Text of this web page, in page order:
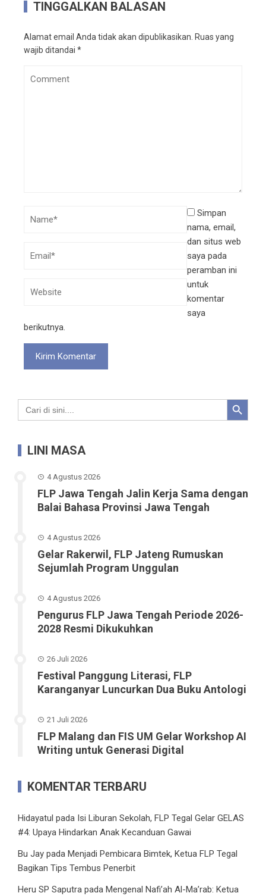
TINGGALKAN BALASAN
Alamat email Anda tidak akan dipublikasikan. Ruas yang
wajib ditandai *
Simpan
nama, email,
dan situs web
saya pada
peramban ini
untuk
komentar
saya
berikutnya.
Search
for:
Search Button
LINI MASA
4 Agustus 2026
FLP Jawa Tengah Jalin Kerja Sama dengan
Balai Bahasa Provinsi Jawa Tengah
4 Agustus 2026
Gelar Rakerwil, FLP Jateng Rumuskan
Sejumlah Program Unggulan
4 Agustus 2026
Pengurus FLP Jawa Tengah Periode 2026-
2028 Resmi Dikukuhkan
26 Juli 2026
Festival Panggung Literasi, FLP
Karanganyar Luncurkan Dua Buku Antologi
21 Juli 2026
FLP Malang dan FIS UM Gelar Workshop AI
Writing untuk Generasi Digital
KOMENTAR TERBARU
Hidayatul pada Isi Liburan Sekolah, FLP Tegal Gelar GELAS
#4: Upaya Hindarkan Anak Kecanduan Gawai
Bu Jay pada Menjadi Pembicara Bimtek, Ketua FLP Tegal
Bagikan Tips Tembus Penerbit
Heru SP Saputra pada Mengenal Nafi’ah Al-Ma’rab: Ketua